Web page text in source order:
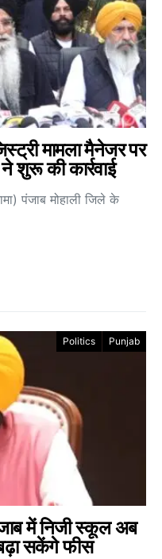
मामला मैनेजर पर
शुरू की कार्रवाई
पंजाब मोहाली जिले के
Politics Punjab
में निजी स्कूल अब
सकेंगे फीस